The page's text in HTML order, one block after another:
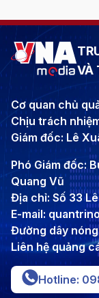
VÀ
Cơ quan chủ
Chịu trách
Giám đốc: Lê
Phó Giám đốc:
Quang Vũ
Địa chỉ: Số 33
E-mail:
Đường dây
Liên hệ quảng
Hotline: